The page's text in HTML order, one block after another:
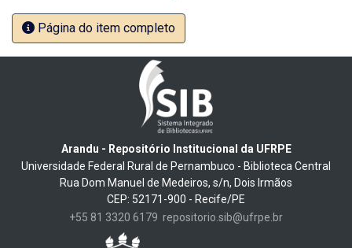
Página do item completo
Arandu - Repositório Institucional da UFRPE
Universidade Federal Rural de Pernambuco - Biblioteca Central
Rua Dom Manuel de Medeiros, s/n, Dois Irmãos
CEP: 52171-900 - Recife/PE
+55 81 3320 6179 repositorio.sib@ufrpe.br